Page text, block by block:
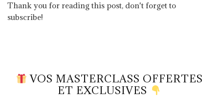
Thank you for reading this post, don't forget to
subscribe!
VOS MASTERCLASS OFFERTES
ET EXCLUSIVES